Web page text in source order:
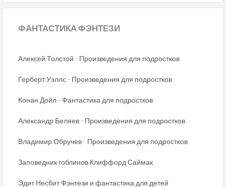
ФАНТАСТИКАФЭНТЕЗИ
Алексей Толстой - Произведения для подростков
Герберт Уэллс - Произведения для подростков
Конан Дойл - Фантастика для подростков
Александр Беляев - Произведения для подростков
Владимир Обручев - Произведения для подростков
Заповедник гоблинов Клиффорд Саймак
Эдит Несбит Фэнтези и фантастика для детей